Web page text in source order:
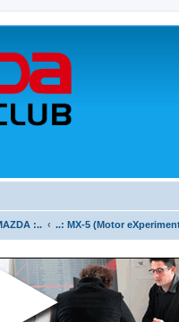
:.. ..: MX-5 (Motor